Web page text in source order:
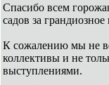
Спасибо всем
садов за
К сожалению мы не
коллективы и не
выступлениями.